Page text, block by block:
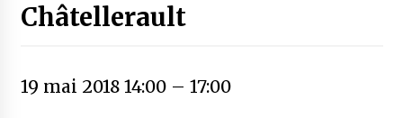
Châtellerault
19 mai 2018 14:00– 17:00